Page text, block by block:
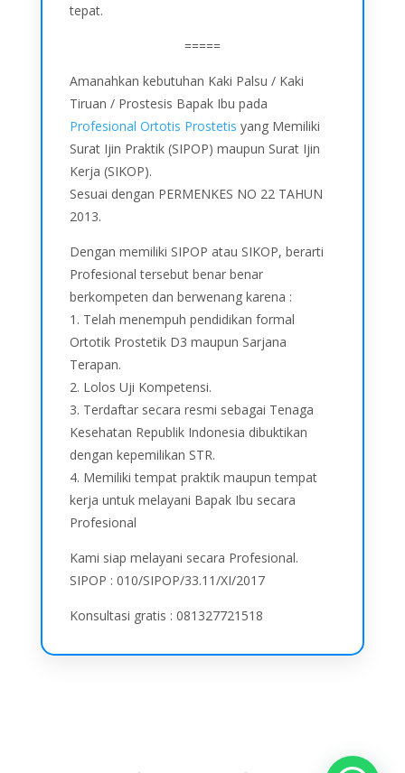
tepat.
=====
Amanahkan kebutuhan Kaki Palsu / Kaki
Tiruan / Prostesis Bapak Ibu pada
Profesional Ortotis Prostetis yang Memiliki
Surat Ijin Praktik (SIPOP) maupun Surat Ijin
Kerja (SIKOP).
Sesuai dengan PERMENKES NO 22 TAHUN
2013.
Dengan memiliki SIPOP atau SIKOP, berarti
Profesional tersebut benar benar
berkompeten dan berwenang karena :
1. Telah menempuh pendidikan formal
Ortotik Prostetik D3 maupun Sarjana
Terapan.
2. Lolos Uji Kompetensi.
3. Terdaftar secara resmi sebagai Tenaga
Kesehatan Republik Indonesia dibuktikan
dengan kepemilikan STR.
4. Memiliki tempat praktik maupun tempat
kerja untuk melayani Bapak Ibu secara
Profesional
Kami siap melayani secara Profesional.
SIPOP : 010/SIPOP/33.11/XI/2017
Konsultasi gratis : 081327721518